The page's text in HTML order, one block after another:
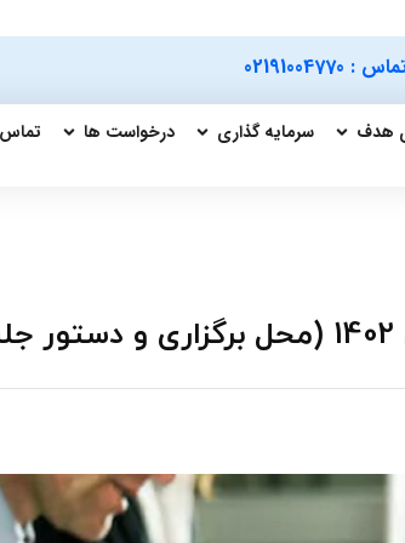
:
02191004770
هدف سرمایه گذاری درخواست ها